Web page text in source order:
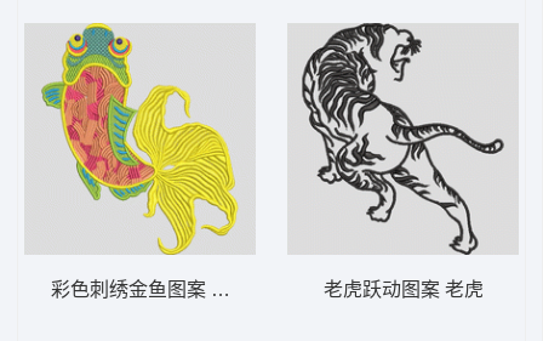
彩色刺绣金鱼图案 鲤鱼 老虎跃动图案 老虎